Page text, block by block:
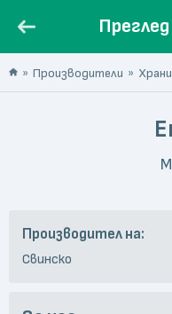
Производители
Производител на:
Свинско